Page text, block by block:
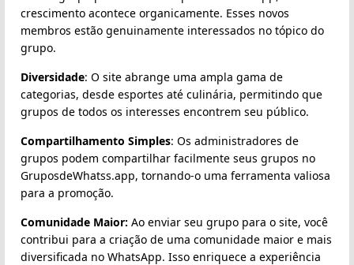
crescimento acontece organicamente. Esses novos
membros estão genuinamente interessados no tópico do
grupo.
Diversidade: O site abrange uma ampla gama de
categorias, desde esportes até culinária, permitindo que
grupos de todos os interesses encontrem seu público.
Compartilhamento Simples: Os administradores de
grupos podem compartilhar facilmente seus grupos no
GruposdeWhatss.app, tornando-o uma ferramenta valiosa
para a promoção.
Comunidade Maior: Ao enviar seu grupo para o site, você
contribui para a criação de uma comunidade maior e mais
diversificada no WhatsApp. Isso enriquece a experiência